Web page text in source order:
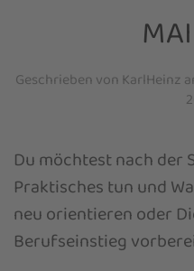
Geschrieben von KarlHeinz
Du möchtest nach der
Praktisches tun und
neu orientieren oder
Berufseinstieg